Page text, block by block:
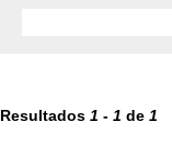
Resultados 1 - 1 de 1